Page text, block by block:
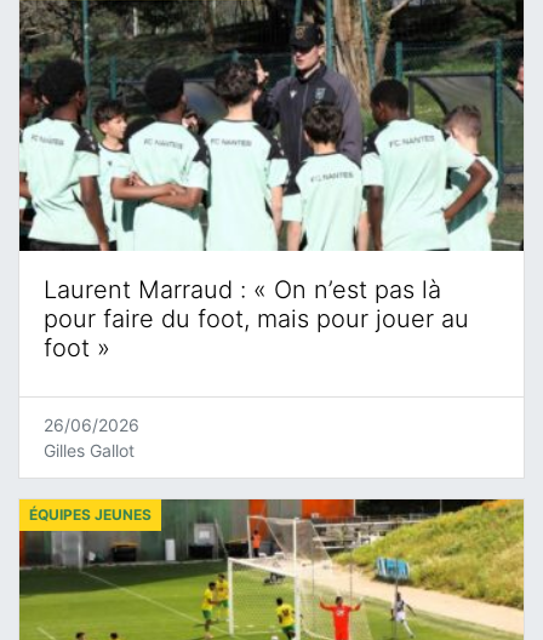
Laurent Marraud : « On n’est pas là
pour faire du foot, mais pour jouer au
foot »
26/06/2026
Gilles Gallot
ÉQUIPES JEUNES